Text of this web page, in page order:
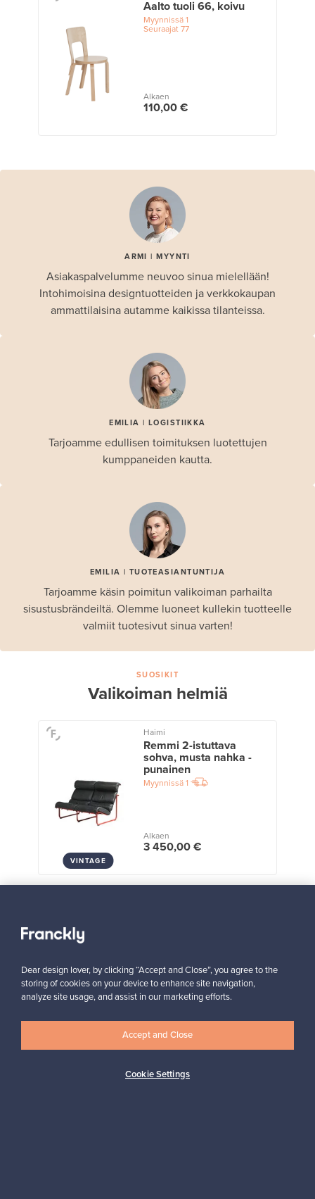
Aalto tuoli 66, koivu
Myynnissä1
Seuraajat 77
Alkaen
110,00 €
ARMI | MYYNTI
Asiakaspalvelumme neuvoo sinua mielellään!
Intohimoisina designtuotteiden ja verkkokaupan
ammattilaisina autamme kaikissa tilanteissa.
EMILIA | LOGISTIIKKA
Tarjoamme edullisen toimituksen luotettujen
kumppaneiden kautta.
EMILIA | TUOTEASIANTUNTIJA
Tarjoamme käsin poimitun valikoiman parhailta
sisustusbrändeiltä. Olemme luoneet kullekin tuotteelle
valmiit tuotesivut sinua varten!
SUOSIKIT
Valikoiman helmiä
VINTAGE
Haimi
Remmi 2-istuttava
sohva, musta nahka -
punainen
Myynnissä1
Alkaen
3 450,00 €
Tilaa uutiskirjeemme ja pysyt ajan tasalla!
Dear design lover, by clicking “Accept and Close”, you agree to the
storing of cookies on your device to enhance site navigation,
analyze site usage, and assist in our marketing efforts.
Cookie Settings
Accept and Close